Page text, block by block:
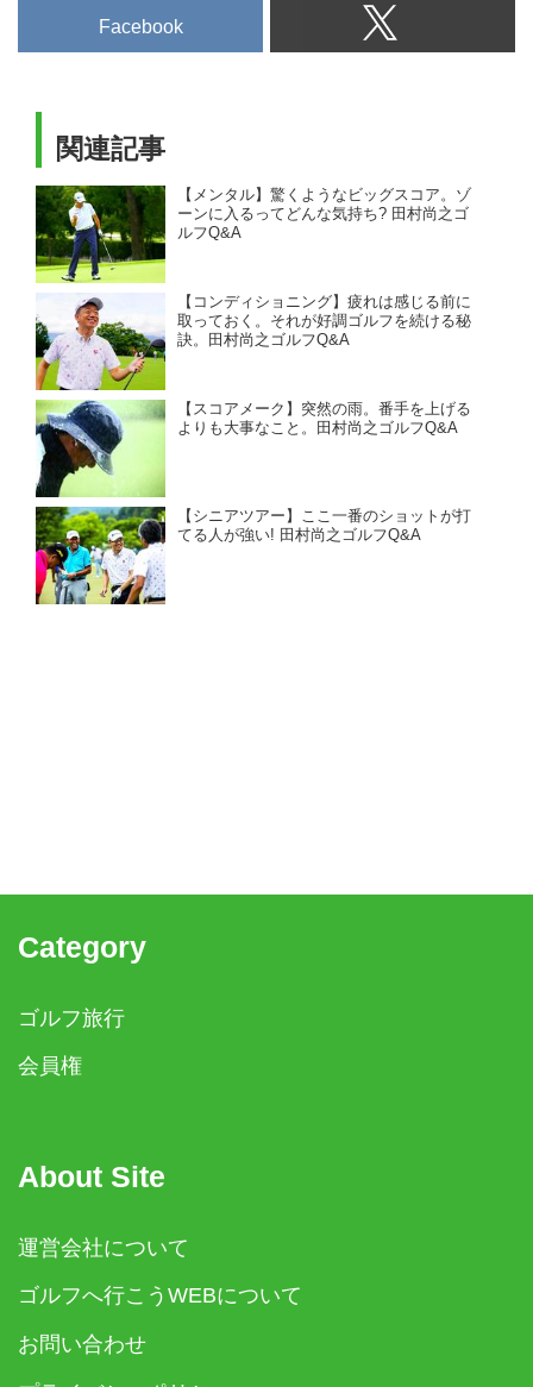
Facebook
関連記事
【メンタル】驚くようなビッグスコア。ゾ
ーンに入るってどんな気持ち? 田村尚之ゴ
ルフQ&A
【コンディショニング】疲れは感じる前に
取っておく。それが好調ゴルフを続ける秘
訣。田村尚之ゴルフQ&A
【スコアメーク】突然の雨。番手を上げる
よりも大事なこと。田村尚之ゴルフQ&A
【シニアツアー】ここ一番のショットが打
てる人が強い! 田村尚之ゴルフQ&A
Category
ゴルフ旅行
会員権
About Site
運営会社について
ゴルフへ行こうWEBについて
お問い合わせ